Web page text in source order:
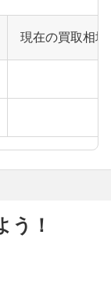
現在の買取相
う！